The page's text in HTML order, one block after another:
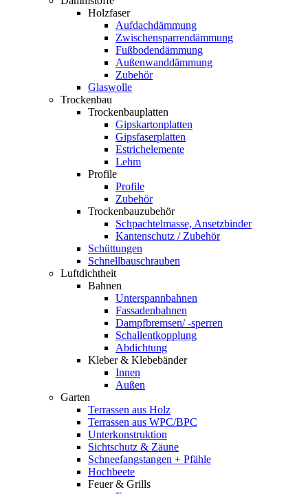
Holzfaser
Aufdachdämmung
Zwischensparrendämmung
Fußbodendämmung
Außenwanddämmung
Zubehör
Glaswolle
Trockenbau
Trockenbauplatten
Gipskartonplatten
Gipsfaserplatten
Estrichelemente
Lehm
Profile
Profile
Zubehör
Trockenbauzubehör
Schpachtelmasse, Ansetzbinder
Kantenschutz / Zubehör
Schüttungen
Schnellbauschrauben
Luftdichtheit
Bahnen
Unterspannbahnen
Fassadenbahnen
Dampfbremsen/ -sperren
Schallentkopplung
Abdichtung
Kleber & Klebebänder
Innen
Außen
Garten
Terrassen aus Holz
Terrassen aus WPC/BPC
Unterkonstruktion
Sichtschutz & Zäune
Schneefangstangen + Pfähle
Hochbeete
Feuer & Grills